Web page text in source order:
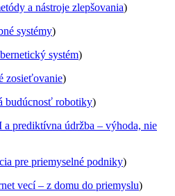
a nástroje zlepšovania)
systémy)
systém)
zosieťovanie)
budúcnosť robotiky)
a prediktívna údržba – výhoda, nie
pre priemyselné podniky)
vecí – z domu do priemyslu)